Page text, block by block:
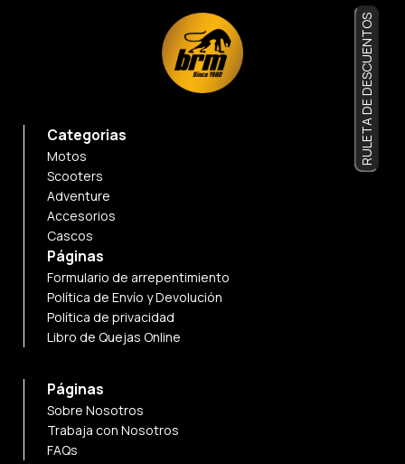
Categorias
Motos
Scooters
Adventure
Accesorios
Cascos
Páginas
Formulario de arrepentimiento
Política de Envío y Devolución
Política de privacidad
Libro de Quejas Online
Páginas
Sobre Nosotros
Trabaja con Nosotros
FAQs
RULETA DE DESCUENTOS